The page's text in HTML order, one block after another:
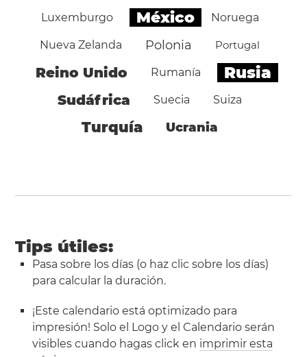
Luxemburgo México Noruega
Nueva Zelanda Polonia Portugal
Reino Unido Rumanía Rusia
Sudáfrica Suecia Suiza
Turquía Ucrania
Tips útiles:
Pasa sobre los días (o haz clic sobre los días)
para calcular la duración.
¡Este calendario está optimizado para
impresión! Solo el Logo y el Calendario serán
visibles cuando hagas click en imprimir esta